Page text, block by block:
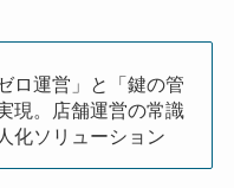
ロ運営」と「鍵の管
現。店舗運営の常識
化ソリューション